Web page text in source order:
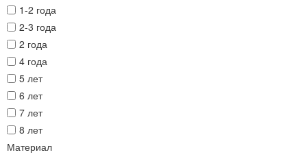
1-2 года
2-3 года
2 года
4 года
5 лет
6 лет
7 лет
8 лет
Материал